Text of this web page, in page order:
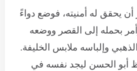
يحقق له أمنيته، فوضع دواءً
بحمله إلى القصر ووضعه
وإلباسه ملابس الخليفة.
أبو الحسن ليجد نفسه في